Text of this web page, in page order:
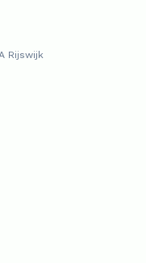
Rijswijk